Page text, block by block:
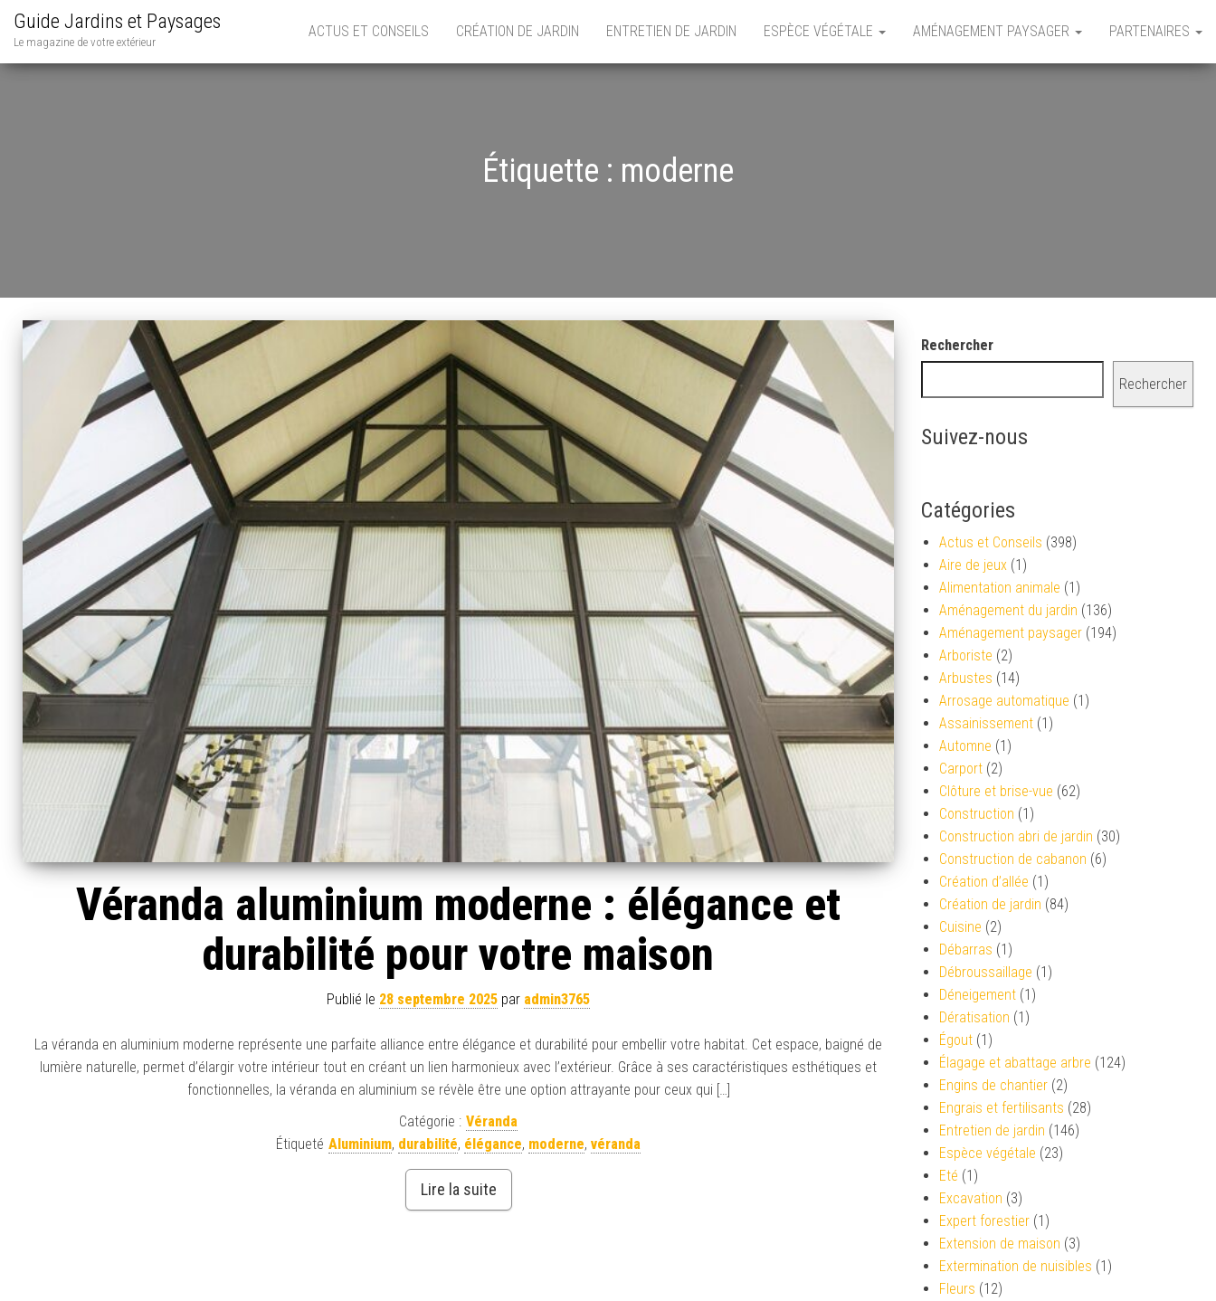
Guide Jardins et Paysages
Le magazine de votre extérieur
ACTUS ET CONSEILS CRÉATION DE JARDIN ENTRETIEN DE JARDIN ESPÈCE VÉGÉTALE AMÉNAGEMENT PAYSAGER PARTENAIRES
Étiquette : moderne
Véranda aluminium moderne : élégance et
durabilité pour votre maison
Publié le 28 septembre 2025 par admin3765
La véranda en aluminium moderne représente une parfaite alliance entre élégance et durabilité pour embellir votre habitat. Cet espace, baigné de
lumière naturelle, permet d’élargir votre intérieur tout en créant un lien harmonieux avec l’extérieur. Grâce à ses caractéristiques esthétiques et
fonctionnelles, la véranda en aluminium se révèle être une option attrayante pour ceux qui […]
Catégorie : Véranda
Étiqueté Aluminium, durabilité, élégance, moderne, véranda
Lire la suite
Rechercher
Rechercher
Suivez-nous
Catégories
Actus et Conseils (398)
Aire de jeux (1)
Alimentation animale (1)
Aménagement du jardin (136)
Aménagement paysager (194)
Arboriste (2)
Arbustes (14)
Arrosage automatique (1)
Assainissement (1)
Automne (1)
Carport (2)
Clôture et brise-vue (62)
Construction (1)
Construction abri de jardin (30)
Construction de cabanon (6)
Création d’allée (1)
Création de jardin (84)
Cuisine (2)
Débarras (1)
Débroussaillage (1)
Déneigement (1)
Dératisation (1)
Égout (1)
Élagage et abattage arbre (124)
Engins de chantier (2)
Engrais et fertilisants (28)
Entretien de jardin (146)
Espèce végétale (23)
Eté (1)
Excavation (3)
Expert forestier (1)
Extension de maison (3)
Extermination de nuisibles (1)
Fleurs (12)